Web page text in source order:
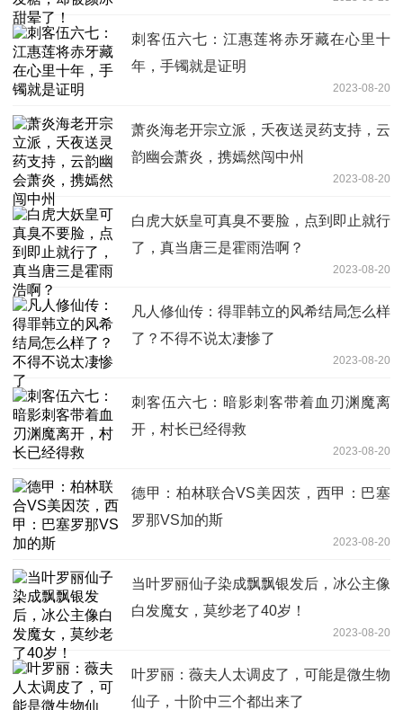
刺客伍六七：江惠莲将赤牙藏在心里十
年，手镯就是证明
2023-08-20
萧炎海老开宗立派，夭夜送灵药支持，云
韵幽会萧炎，携嫣然闯中州
2023-08-20
白虎大妖皇可真臭不要脸，点到即止就行
了，真当唐三是霍雨浩啊？
2023-08-20
凡人修仙传：得罪韩立的风希结局怎么样
了？不得不说太凄惨了
2023-08-20
刺客伍六七：暗影刺客带着血刃渊魔离
开，村长已经得救
2023-08-20
德甲：柏林联合VS美因茨，西甲：巴塞
罗那VS加的斯
2023-08-20
当叶罗丽仙子染成飘飘银发后，冰公主像
白发魔女，莫纱老了40岁！
2023-08-20
叶罗丽：薇夫人太调皮了，可能是微生物
仙子，十阶中三个都出来了